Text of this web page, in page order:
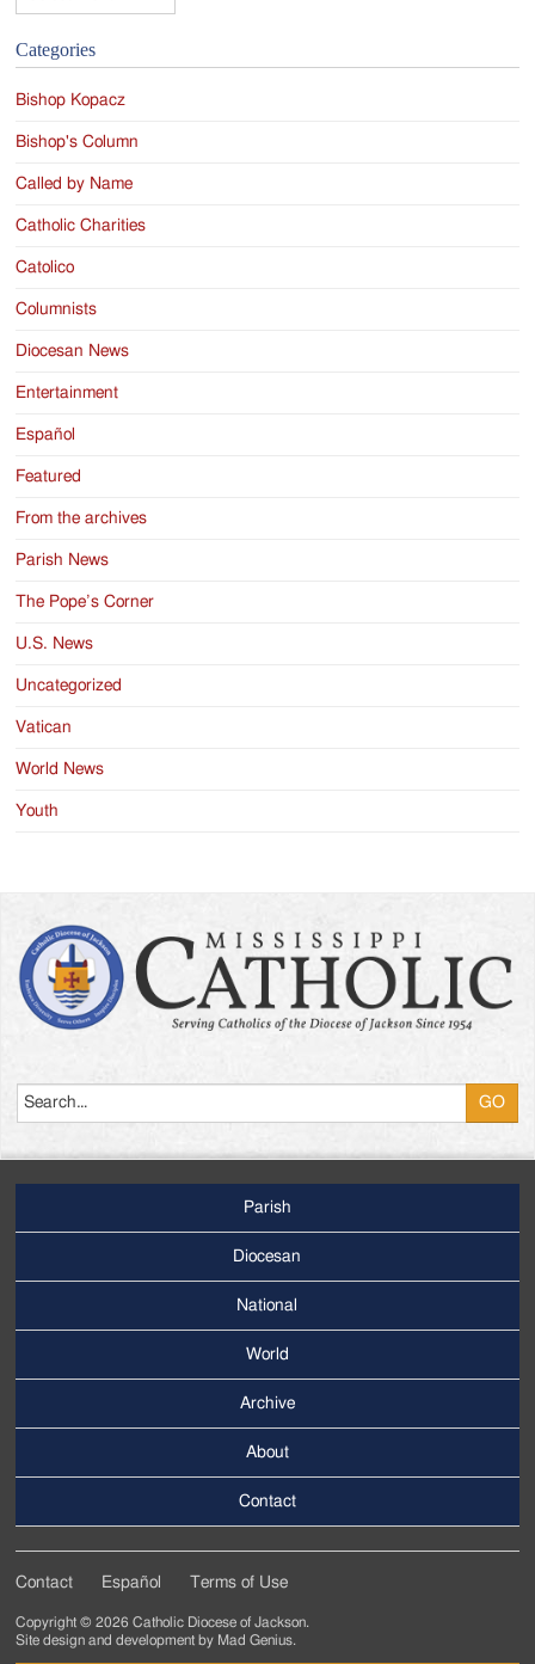
Categories
Bishop Kopacz
Bishop's Column
Called by Name
Catholic Charities
Catolico
Columnists
Diocesan News
Entertainment
Español
Featured
From the archives
Parish News
The Pope’s Corner
U.S. News
Uncategorized
Vatican
World News
Youth
Menu
Parish
Diocesan
National
World
Menu
Archive
About
Contact
Tertiary
Contact Español Terms of Use
Copyright © 2026 Catholic Diocese of Jackson.
Site design and development by Mad Genius.